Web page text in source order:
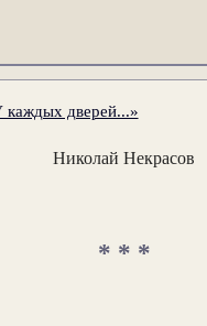
каждых дверей...»
Николай Некрасов
* * *